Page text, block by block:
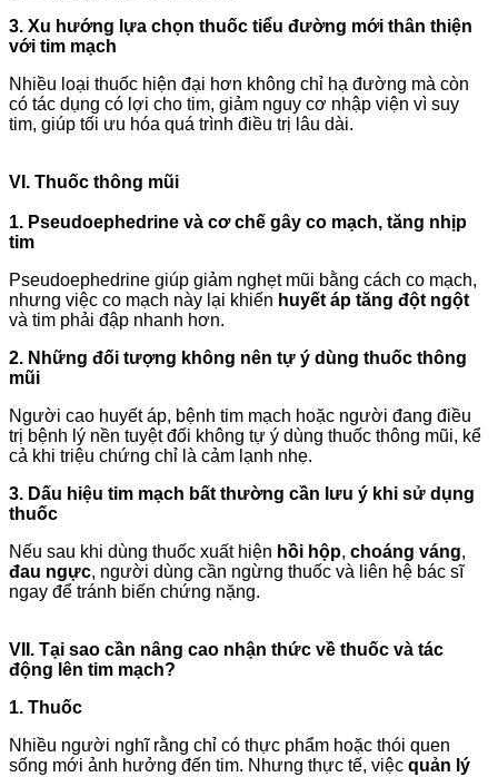
3. Xu hướng lựa chọn thuốc tiểu đường mới thân thiện
với tim mạch
Nhiều loại thuốc hiện đại hơn không chỉ hạ đường mà còn
có tác dụng có lợi cho tim, giảm nguy cơ nhập viện vì suy
tim, giúp tối ưu hóa quá trình điều trị lâu dài.
VI. Thuốc thông mũi
1. Pseudoephedrine và cơ chế gây co mạch, tăng nhịp
tim
Pseudoephedrine giúp giảm nghẹt mũi bằng cách co mạch,
nhưng việc co mạch này lại khiến huyết áp tăng đột ngột
và tim phải đập nhanh hơn.
2. Những đối tượng không nên tự ý dùng thuốc thông
mũi
Người cao huyết áp, bệnh tim mạch hoặc người đang điều
trị bệnh lý nền tuyệt đối không tự ý dùng thuốc thông mũi, kể
cả khi triệu chứng chỉ là cảm lạnh nhẹ.
3. Dấu hiệu tim mạch bất thường cần lưu ý khi sử dụng
thuốc
Nếu sau khi dùng thuốc xuất hiện hồi hộp, choáng váng,
đau ngực, người dùng cần ngừng thuốc và liên hệ bác sĩ
ngay để tránh biến chứng nặng.
VII. Tại sao cần nâng cao nhận thức về thuốc và tác
động lên tim mạch?
1. Thuốc
Nhiều người nghĩ rằng chỉ có thực phẩm hoặc thói quen
sống mới ảnh hưởng đến tim. Nhưng thực tế, việc quản lý